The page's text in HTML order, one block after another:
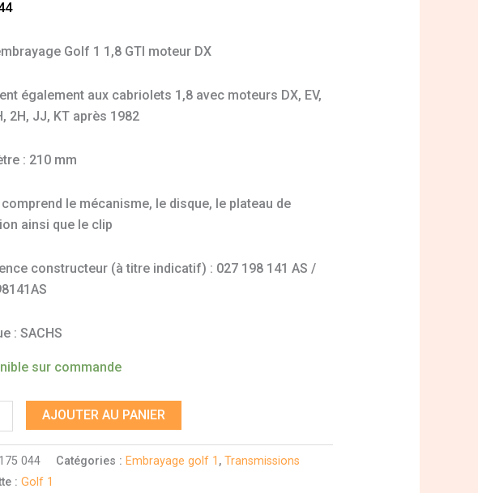
Golf 1 1,8 GTI moteur DX
également aux cabriolets 1,8 avec moteurs DX, EV,
2H, JJ, KT après 1982
: 210 mm
comprend le mécanisme, le disque, le plateau de
ainsi que le clip
constructeur (à titre indicatif) : 027 198 141 AS /
: SACHS
sur commande
AJOUTER AU PANIER
175 044 Catégories : Embrayage golf 1 ,Transmissions
:Golf 1